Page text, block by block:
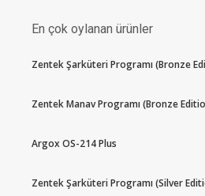
En çok oylanan ürünler
Zentek Şarküteri Programı (Bronze
Zentek Manav Programı (Bronze
Argox OS-214 Plus
Zentek Şarküteri Programı (Silver